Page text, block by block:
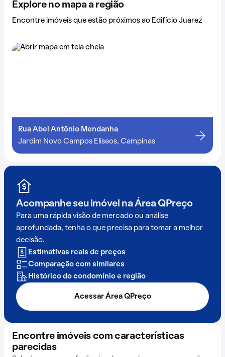
Explore no mapa a região
Encontre imóveis que estão próximos ao Edifício Juarez
Rua Abel Antônio Mendanha
Jardim Novo Campos Eliseos, Campinas
Acompanhe seu imóvel na Área QPreço
Para uma rápida visão de mercado ou análise
aprofundada, tenha o que precisa para tomar a melhor
decisão.
Estimativas reais de preços
Comparação com similares
Histórico do condomínio e região
Acessar Área QPreço
Encontre imóveis com características
parecidas